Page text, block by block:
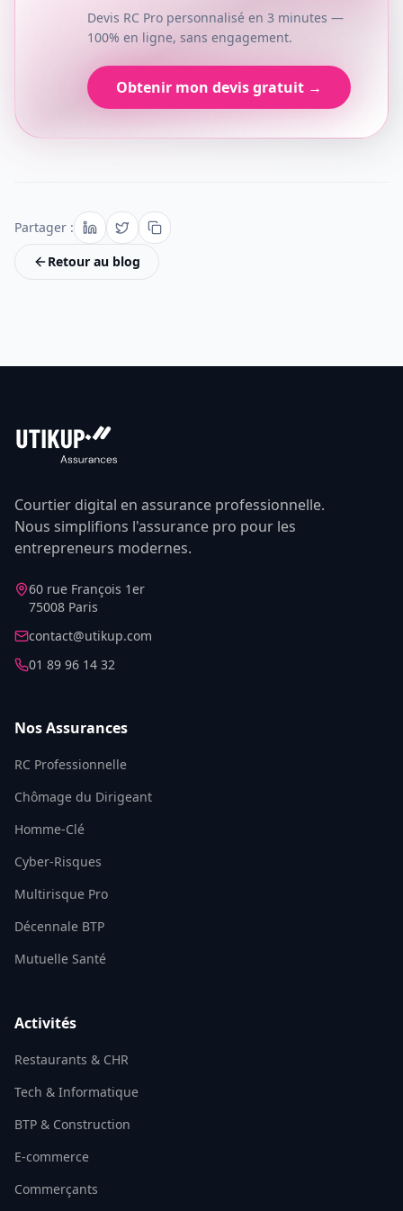
Devis RC Pro personnalisé en 3 minutes —
100% en ligne, sans engagement.
Obtenir mon devis gratuit →
Partager :
Retour au blog
Courtier digital en assurance professionnelle.
Nous simplifions l'assurance pro pour les
entrepreneurs modernes.
60 rue François 1er
75008 Paris
contact@utikup.com
01 89 96 14 32
Nos Assurances
RC Professionnelle
Chômage du Dirigeant
Homme-Clé
Cyber-Risques
Multirisque Pro
Décennale BTP
Mutuelle Santé
Activités
Restaurants & CHR
Tech & Informatique
BTP & Construction
E-commerce
Commerçants